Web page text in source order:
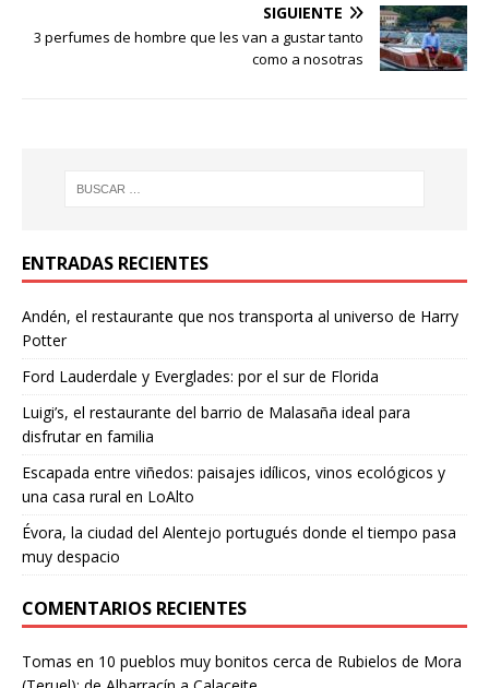
SIGUIENTE
3 perfumes de hombre que les van a gustar tanto
como a nosotras
ENTRADAS RECIENTES
Andén, el restaurante que nos transporta al universo de Harry
Potter
Ford Lauderdale y Everglades: por el sur de Florida
Luigi’s, el restaurante del barrio de Malasaña ideal para
disfrutar en familia
Escapada entre viñedos: paisajes idílicos, vinos ecológicos y
una casa rural en LoAlto
Évora, la ciudad del Alentejo portugués donde el tiempo pasa
muy despacio
COMENTARIOS RECIENTES
Tomas en 10 pueblos muy bonitos cerca de Rubielos de Mora